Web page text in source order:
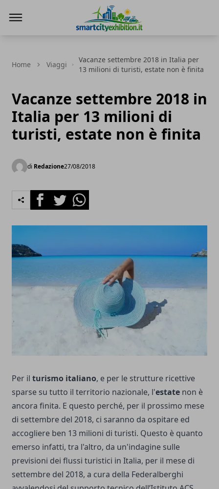
Home Viaggi
Vacanze settembre 2018 in Italia per
13 milioni di turisti, estate non è finita
Vacanze settembre 2018 in
Italia per 13 milioni di
turisti, estate non è finita
di Redazione27/08/2018
FacebookTwitterWhatsapp
Per il turismo italiano, e per le strutture ricettive
sparse su tutto il territorio nazionale, l'estate non è
ancora finita. E questo perché, per il prossimo mese
di settembre del 2018, ci saranno da ospitare ed
accogliere ben 13 milioni di turisti. Questo è quanto
emerso infatti, tra l'altro, da un'indagine sulle
previsioni dei flussi turistici in Italia, per il mese di
settembre del 2018, a cura della Federalberghi